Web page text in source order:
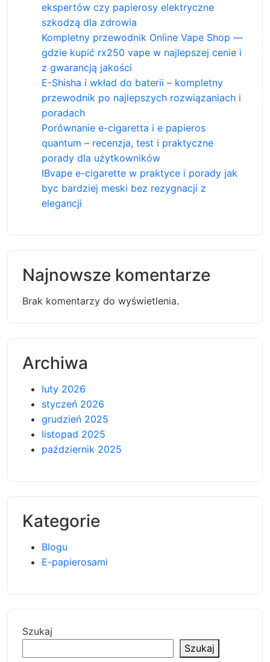
ekspertów czy papierosy elektryczne
szkodzą dla zdrowia
Kompletny przewodnik Online Vape Shop —
gdzie kupić rx250 vape w najlepszej cenie i
z gwarancją jakości
E-Shisha i wkład do baterii – kompletny
przewodnik po najlepszych rozwiązaniach i
poradach
Porównanie e-cigaretta i e papieros
quantum – recenzja, test i praktyczne
porady dla użytkowników
IBvape e-cigarette w praktyce i porady jak
byc bardziej meski bez rezygnacji z
elegancji
Najnowsze komentarze
Brak komentarzy do wyświetlenia.
Archiwa
luty 2026
styczeń 2026
grudzień 2025
listopad 2025
październik 2025
Kategorie
Blogu
E-papierosami
Szukaj
Szukaj